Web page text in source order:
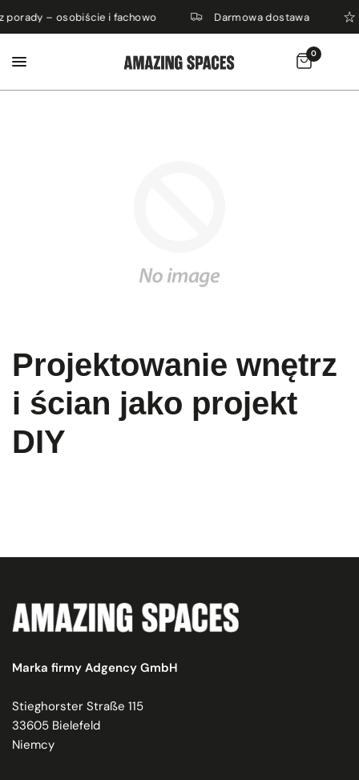
porady – osobiście i fachowo Darmowa dostawa
0
Projektowanie wnętrz
i ścian jako projekt
DIY
Marka firmy Adgency GmbH
Stieghorster Straße 115
33605 Bielefeld
Niemcy